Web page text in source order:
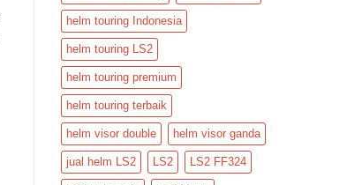
helm touring Indonesia
helm touring LS2
helm touring premium
helm touring terbaik
helm visor double helm visor ganda
jual helm LS2 LS2 LS2 FF324